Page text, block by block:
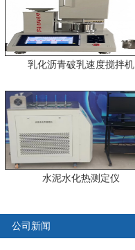
乳化沥青破乳速度搅拌机
水泥水化热测定仪
公司新闻